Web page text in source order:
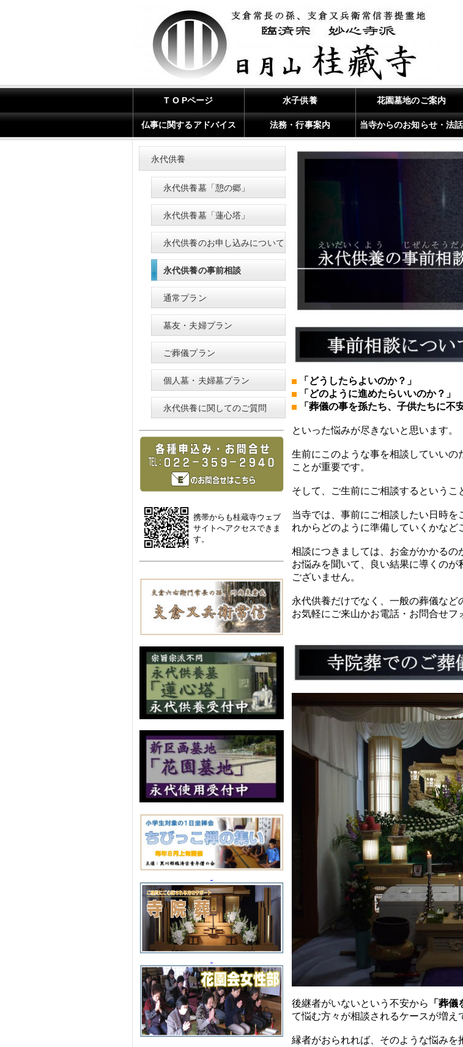
T O Pページ 水子供養 花園墓地のご案内
仏事に関するアドバイス 法務・行事案内 当寺からのお知らせ・法話
「どうしたらよいのか？」
「どのように進めたらいいのか？」
「葬儀の事を孫たち、子供たちに不
といった悩みが尽きないと思います。
生前にこのような事を相談していい
ことが重要です。
そして、ご生前にご相談するというこ
当寺では、事前にご相談したい日時
れからどのように準備していくかなど
相談につきましては、お金がかかるの
お悩みを聞いて、良い結果に導くの
ございません。
永代供養だけでなく、 一般の葬儀など
お気軽にご来山かお電話・お問合せフ
後継者がいないという不安から 「葬
て悩む方々が相談されるケースが増え
縁者がおられれば、そのような悩み
永代供養
永代供養墓「憩の郷」
永代供養墓「蓮心塔」
永代供養のお申し込みについて
永代供養の事前相談
通常プラン
墓友・夫婦プラン
ご葬儀プラン
個人墓・夫婦墓プラン
永代供養に関してのご質問
携帯からも桂蔵寺ウェブ
サイトへアクセスできま
す。